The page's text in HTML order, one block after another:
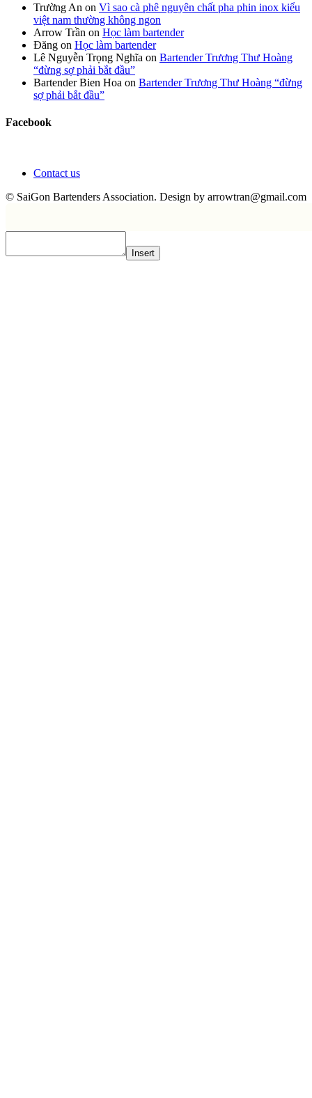
Trường An on Vì sao cà phê nguyên chất pha phin inox kiểu
việt nam thường không ngon
Arrow Trần on Học làm bartender
Đăng on Học làm bartender
Lê Nguyễn Trọng Nghĩa on Bartender Trương Thư Hoàng
“đừng sợ phải bắt đầu”
Bartender Bien Hoa on Bartender Trương Thư Hoàng “đừng
sợ phải bắt đầu”
Facebook
Contact us
© SaiGon Bartenders Association. Design by arrowtran@gmail.com
Insert